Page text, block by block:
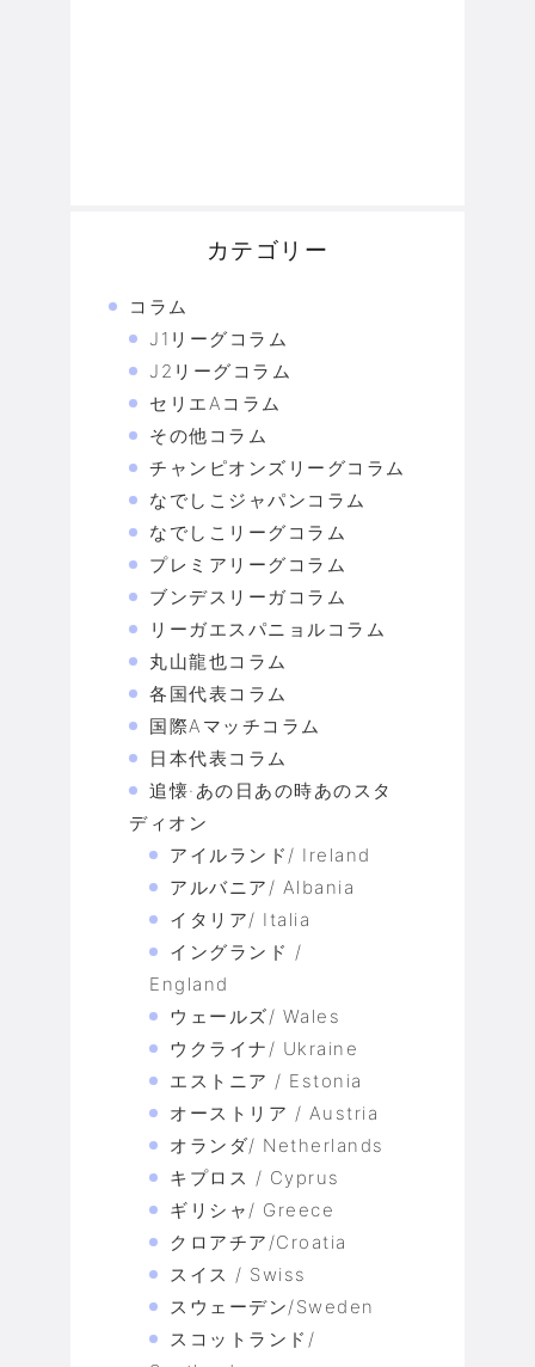
カテゴリー
コラム
J1リーグコラム
J2リーグコラム
セリエAコラム
その他コラム
チャンピオンズリーグコラム
なでしこジャパンコラム
なでしこリーグコラム
プレミアリーグコラム
ブンデスリーガコラム
リーガエスパニョルコラム
丸山龍也コラム
各国代表コラム
国際Aマッチコラム
日本代表コラム
追懐·あの日あの時あのスタ
ディオン
アイルランド/ Ireland
アルバニア/ Albania
イタリア/ Italia
イングランド /
England
ウェールズ/ Wales
ウクライナ/ Ukraine
エストニア / Estonia
オーストリア / Austria
オランダ/ Netherlands
キプロス / Cyprus
ギリシャ/ Greece
クロアチア/Croatia
スイス / Swiss
スウェーデン/Sweden
スコットランド/